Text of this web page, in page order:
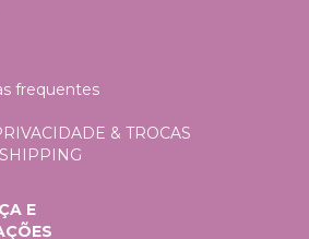
frequentes
& TROCAS
E